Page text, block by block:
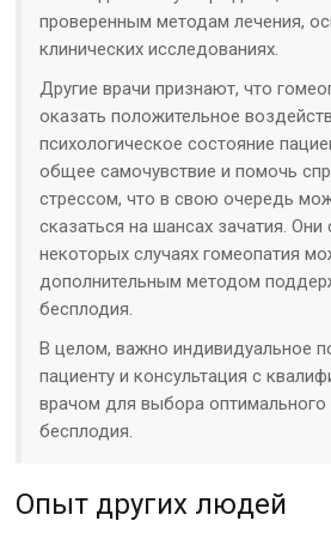
проверенным методам лечения,
клинических исследованиях.
Другие врачи признают, что
оказать положительное
психологическое состояние
общее самочувствие и помочь
стрессом, что в свою очередь
сказаться на шансах зачатия. Они
некоторых случаях гомеопатия
дополнительным методом
бесплодия.
В целом, важно индивидуальное
пациенту и консультация с
врачом для выбора оптимального
бесплодия.
Опыт других людей